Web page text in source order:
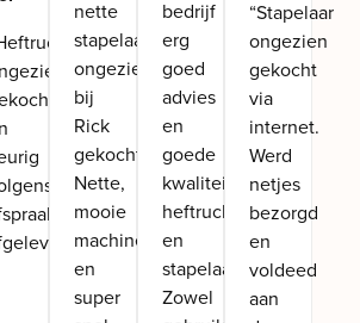
nette
stapelaar
ongezien
bij
Rick
gekocht.
Nette,
mooie
machine
en
super
bedrijf
erg
goed
advies
en
goede
kwaliteit
heftrucks
en
stapelaars.
Zowel
“Stapelaar
ongezien
gekocht
via
internet.
Werd
netjes
bezorgd
en
voldeed
aan